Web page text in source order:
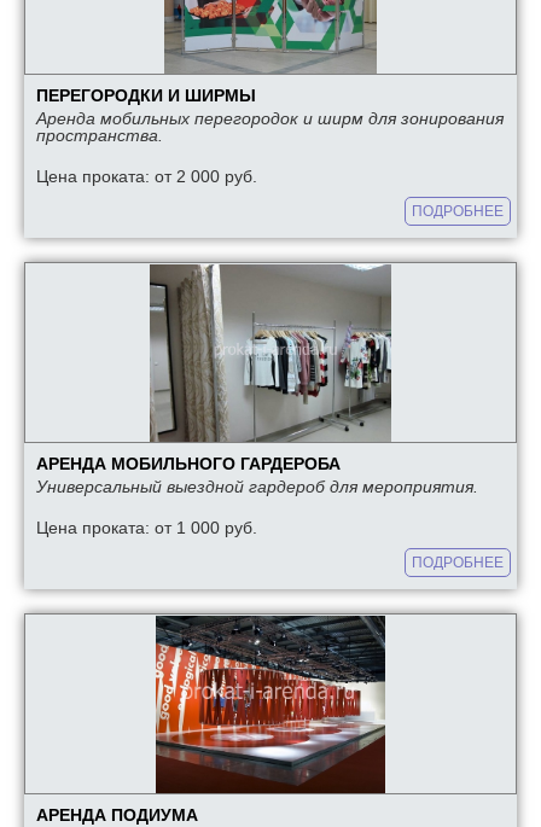
ПЕРЕГОРОДКИ И ШИРМЫ
Аренда мобильных перегородок и ширм для зонирования
пространства.
Цена проката: от 2 000 руб.
ПОДРОБНЕЕ
АРЕНДА МОБИЛЬНОГО ГАРДЕРОБА
Универсальный выездной гардероб для мероприятия.
Цена проката: от 1 000 руб.
ПОДРОБНЕЕ
АРЕНДА ПОДИУМА